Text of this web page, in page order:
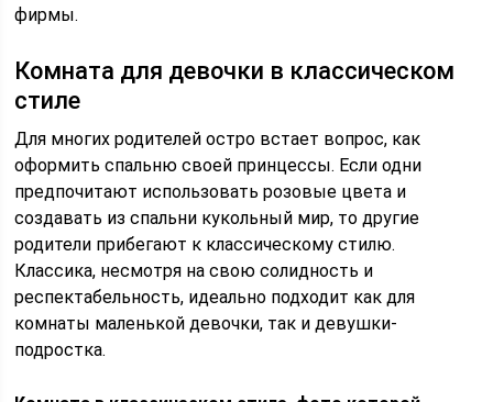
фирмы.
Комната для девочки в классическом
стиле
Для многих родителей остро встает вопрос, как
оформить спальню своей принцессы. Если одни
предпочитают использовать розовые цвета и
создавать из спальни кукольный мир, то другие
родители прибегают к классическому стилю.
Классика, несмотря на свою солидность и
респектабельность, идеально подходит как для
комнаты маленькой девочки, так и девушки-
подростка.